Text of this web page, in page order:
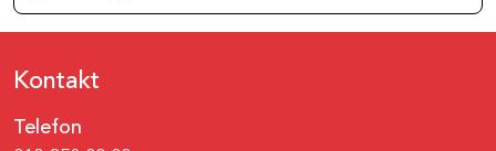
Kontakt
Telefon